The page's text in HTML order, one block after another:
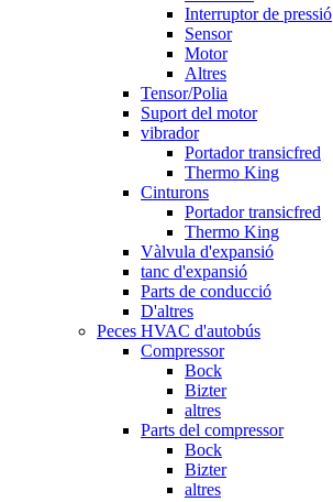
Interruptor de pressió
Sensor
Motor
Altres
Tensor/Polia
Suport del motor
vibrador
Portador transicfred
Thermo King
Cinturons
Portador transicfred
Thermo King
Vàlvula d'expansió
tanc d'expansió
Parts de conducció
D'altres
Peces HVAC d'autobús
Compressor
Bock
Bizter
altres
Parts del compressor
Bock
Bizter
altres